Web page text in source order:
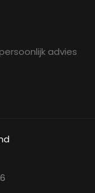
advies